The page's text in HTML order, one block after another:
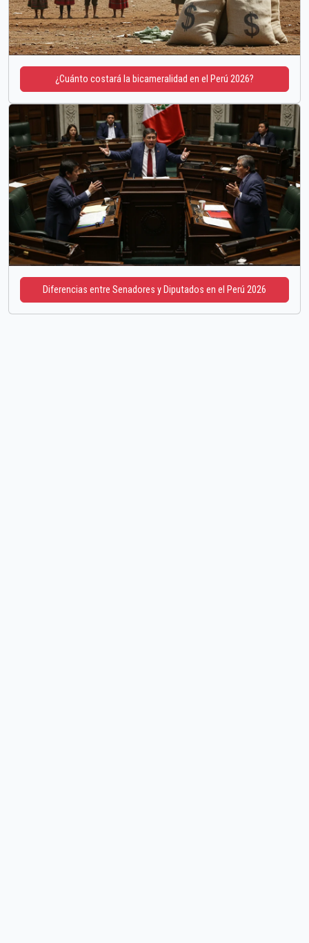
¿Cuánto costará la bicameralidad en el Perú 2026?
Diferencias entre Senadores y Diputados en el Perú 2026